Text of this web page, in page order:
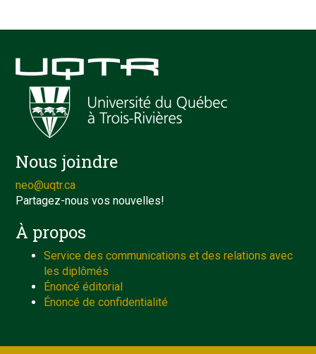
Nous joindre
neo@uqtr.ca
Partagez-nous vos nouvelles!
À propos
Service des communications et des relations avec
les diplômés
Énoncé éditorial
Énoncé de confidentialité